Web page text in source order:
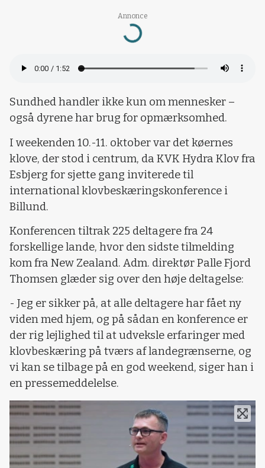
Annonce
Loading...
Sundhed handler ikke kun om mennesker –
også dyrene har brug for opmærksomhed.
I weekenden 10.-11. oktober var det køernes
klove, der stod i centrum, da KVK Hydra Klov fra
Esbjerg for sjette gang inviterede til
international klovbeskæringskonference i
Billund.
Konferencen tiltrak 225 deltagere fra 24
forskellige lande, hvor den sidste tilmelding
kom fra New Zealand. Adm. direktør Palle Fjord
Thomsen glæder sig over den høje deltagelse:
- Jeg er sikker på, at alle deltagere har fået ny
viden med hjem, og på sådan en konference er
der rig lejlighed til at udveksle erfaringer med
klovbeskæring på tværs af landegrænserne, og
vi kan se tilbage på en god weekend, siger han i
en pressemeddelelse.